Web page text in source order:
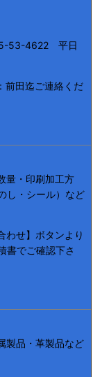
53-4622 平日
田迄ご連絡くだ
量・印刷加工方
し・シール）など
わせ】ボタンより
書でご確認下さ
製品・革製品など